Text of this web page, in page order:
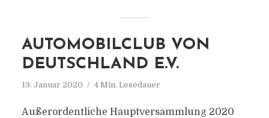
AUTOMOBILCLUB VON
DEUTSCHLAND E.V.
13. Januar 2020 4 Min. Lesedauer
Außerordentliche Hauptversammlung 2020